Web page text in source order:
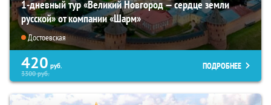
1-дневный тур «Великий Новгород — сердце земли
русской» от компании «Шарм»
Достоевская
420 руб.
3300руб.
ПОДРОБНЕЕ